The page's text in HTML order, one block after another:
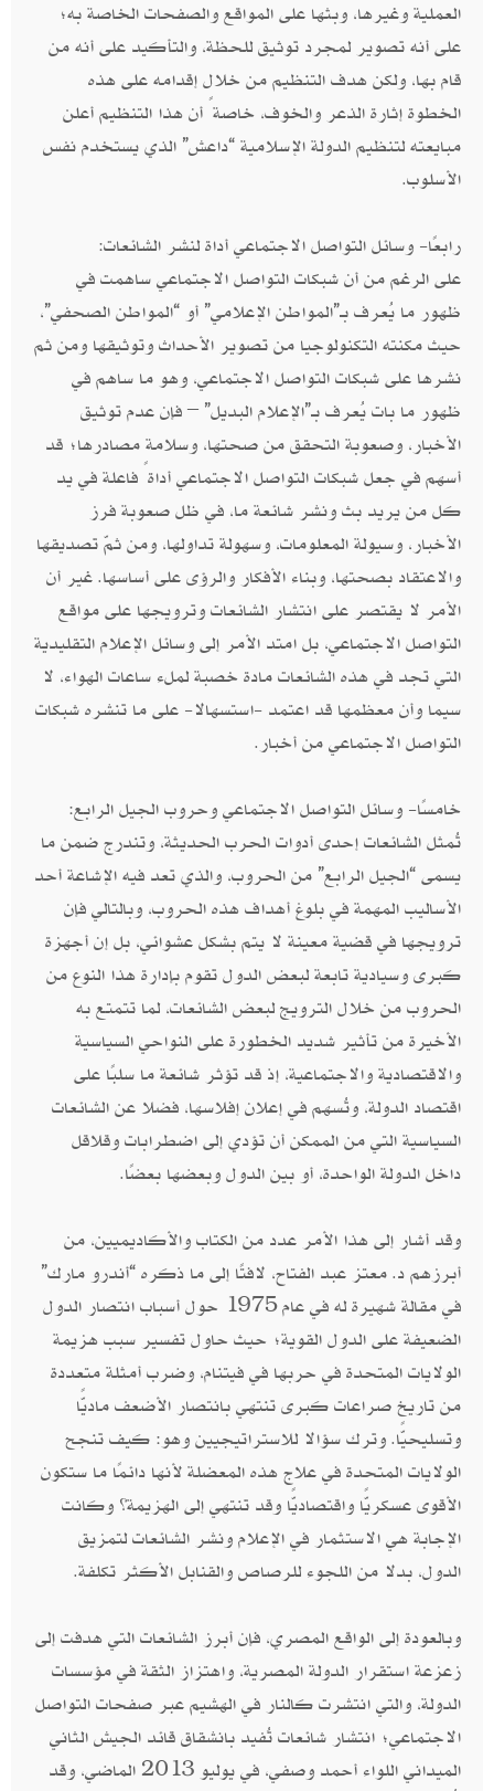
العملية وغيرها، وبثها على المواقع والصفحات الخاصة به؛
على أنه تصوير لمجرد توثيق للحظة، والتأكيد على أنه من
قام بها، ولكن هدف التنظيم من خلال إقدامه على هذه
الخطوة إثارة الذعر والخوف، خاصةً أن هذا التنظيم أعلن
مبايعته لتنظيم الدولة الإسلامية “داعش” الذي يستخدم نفس
الأسلوب.
رابعًا- وسائل التواصل الاجتماعي أداة لنشر الشائعات:
على الرغم من أن شبكات التواصل الاجتماعي ساهمت في
ظهور ما يُعرف بـ”المواطن الإعلامي” أو “المواطن الصحفي”،
حيث مكنته التكنولوجيا من تصوير الأحداث وتوثيقها ومن ثم
نشرها على شبكات التواصل الاجتماعي، وهو ما ساهم في
ظهور ما بات يُعرف بـ”الإعلام البديل” – فإن عدم توثيق
الأخبار، وصعوبة التحقق من صحتها، وسلامة مصادرها؛ قد
أسهم في جعل شبكات التواصل الاجتماعي أداةً فاعلة في يد
كل من يريد بث ونشر شائعة ما، في ظل صعوبة فرز
الأخبار، وسيولة المعلومات، وسهولة تداولها، ومن ثمّ تصديقها
والاعتقاد بصحتها، وبناء الأفكار والرؤى على أساسها. غير أن
الأمر لا يقتصر على انتشار الشائعات وترويجها على مواقع
التواصل الاجتماعي، بل امتد الأمر إلى وسائل الإعلام التقليدية
التي تجد في هذه الشائعات مادة خصبة لملء ساعات الهواء، لا
سيما وأن معظمها قد اعتمد -استسهالا- على ما تنشره شبكات
التواصل الاجتماعي من أخبار.
خامسًا- وسائل التواصل الاجتماعي وحروب الجيل الرابع:
تُمثل الشائعات إحدى أدوات الحرب الحديثة، وتندرج ضمن ما
يسمى “الجيل الرابع” من الحروب، والذي تعد فيه الإشاعة أحد
الأساليب المهمة في بلوغ أهداف هذه الحروب، وبالتالي فإن
ترويجها في قضية معينة لا يتم بشكل عشوائي، بل إن أجهزة
كبرى وسيادية تابعة لبعض الدول تقوم بإدارة هذا النوع من
الحروب من خلال الترويج لبعض الشائعات، لما تتمتع به
الأخيرة من تأثير شديد الخطورة على النواحي السياسية
والاقتصادية والاجتماعية، إذ قد تؤثر شائعة ما سلبًا على
اقتصاد الدولة، وتُسهم في إعلان إفلاسها، فضلا عن الشائعات
السياسية التي من الممكن أن تؤدي إلى اضطرابات وقلاقل
داخل الدولة الواحدة، أو بين الدول وبعضها بعضًا.
وقد أشار إلى هذا الأمر عدد من الكتاب والأكاديميين، من
أبرزهم د. معتز عبد الفتاح، لافتًا إلى ما ذكره “أندرو مارك”
في مقالة شهيرة له في عام 1975 حول أسباب انتصار الدول
الضعيفة على الدول القوية؛ حيث حاول تفسير سبب هزيمة
الولايات المتحدة في حربها في فيتنام، وضرب أمثلة متعددة
من تاريخ صراعات كبرى تنتهي بانتصار الأضعف ماديًّا
وتسليحيًّا. وترك سؤالا للاستراتيجيين وهو: كيف تنجح
الولايات المتحدة في علاج هذه المعضلة لأنها دائمًا ما ستكون
الأقوى عسكريًّا واقتصاديًّا وقد تنتهي إلى الهزيمة؟ وكانت
الإجابة هي الاستثمار في الإعلام ونشر الشائعات لتمزيق
الدول، بدلا من اللجوء للرصاص والقنابل الأكثر تكلفة.
وبالعودة إلى الواقع المصري، فإن أبرز الشائعات التي هدفت إلى
زعزعة استقرار الدولة المصرية، واهتزاز الثقة في مؤسسات
الدولة، والتي انتشرت كالنار في الهشيم عبر صفحات التواصل
الاجتماعي؛ انتشار شائعات تُفيد بانشقاق قائد الجيش الثاني
الميداني اللواء أحمد وصفي، في يوليو 2013 الماضي، وقد